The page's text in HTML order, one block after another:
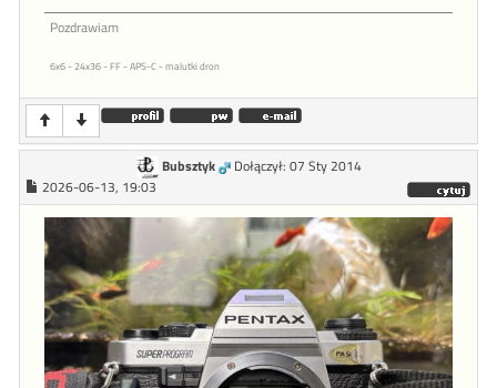
Pozdrawiam
6x6 - 24x36 - FF - APS-C - malutki dron
Bubsztyk
Dołączył: 07 Sty 2014
2026-06-13, 19:03